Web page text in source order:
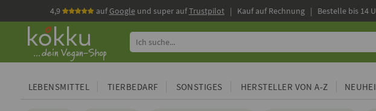
4,9 aufGoogleund super aufTrustpilot| Kauf auf Rechnung | Bestelle bis 14
LEBENSMITTEL TIERBEDARF SONSTIGES HERSTELLER VON A-Z